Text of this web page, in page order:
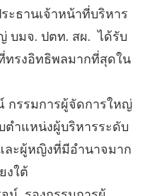
ะธานเจ้าหน้าที่บริหาร
บมจ. ปตท. สผ. ได้รับ
ทรงอิทธิพลมากที่สุดใน
กรรมการผู้จัดการใหญ่
ำแหน่งผู้บริหารระดับ
ละผู้หญิงที่มีอำนาจมาก
งใต้